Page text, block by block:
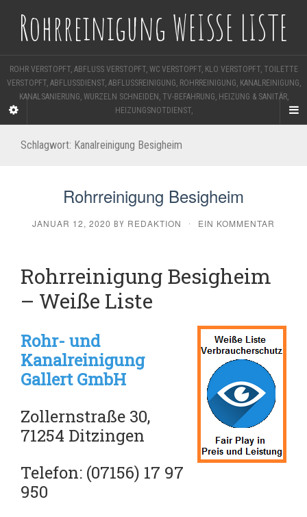
Rohrreinigung WEISSE LISTE
ROHR VERSTOPFT, ABFLUSS VERSTOPFT, WC VERSTOPFT, KLO VERSTOPFT, TOILETTE
VERSTOPFT, ABFLUSSDIENST, ABFLUSSREINIGUNG, ROHRREINIGUNG, KANALREINIGUNG,
KANALSANIERUNG, WURZELN SCHNEIDEN, TV-BEFAHRUNG, HEIZUNG & SANITÄR,
HEIZUNGSNOTDIENST,
Schlagwort: Kanalreinigung Besigheim
Rohrreinigung Besigheim
JANUAR 12, 2020 BY REDAKTION · EIN KOMMENTAR
Rohrreinigung Besigheim
– Weiße Liste
Rohr- und
Kanalreinigung
Gallert GmbH
Zollernstraße 30,
71254 Ditzingen
Telefon: (07156) 17 97
950